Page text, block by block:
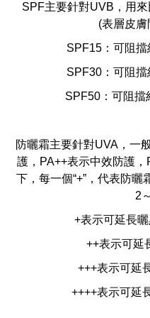
SPF主要針對UVB，用
(表層皮膚
SPF15：可阻
SPF30：可阻
SPF50：可阻擋
防曬霜主要針對UVA，一
護，PA++表示中效防護
下，每一個“+”，代表防
2
+表示可延長
++表示可延
+++表示可延
++++表示可延